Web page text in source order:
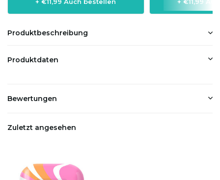
Produktbeschreibung
Produktdaten
Bewertungen
Zuletzt angesehen